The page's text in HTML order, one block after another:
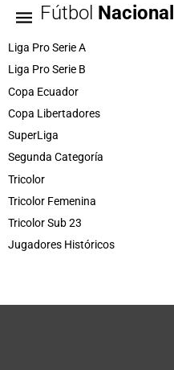
Fútbol Nacional
Liga Pro Serie A
Liga Pro Serie B
Copa Ecuador
Copa Libertadores
SuperLiga
Segunda Categoría
Tricolor
Tricolor Femenina
Tricolor Sub 23
Jugadores Históricos